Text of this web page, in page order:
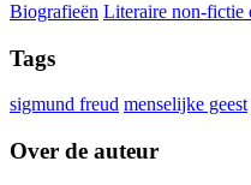
Biografieën Literaire non-fictie
Tags
sigmund freud menselijke geest
Over de auteur